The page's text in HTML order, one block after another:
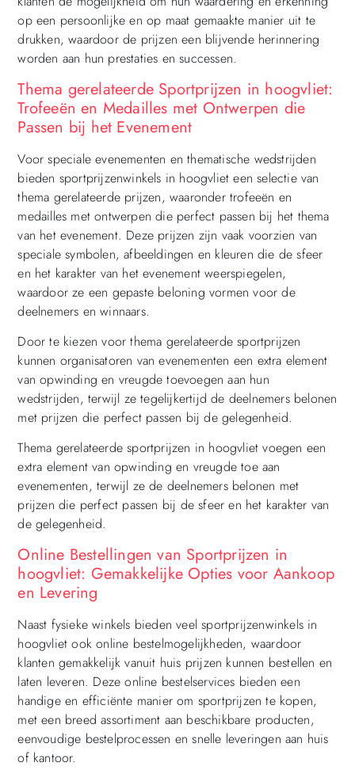
op een persoonlijke en op maat gemaakte manier uit te
drukken, waardoor de prijzen een blijvende herinnering
worden aan hun prestaties en successen.
Thema gerelateerde Sportprijzen in hoogvliet:
Trofeeën en Medailles met Ontwerpen die
Passen bij het Evenement
Voor speciale evenementen en thematische wedstrijden
bieden sportprijzenwinkels in hoogvliet een selectie van
thema gerelateerde prijzen, waaronder trofeeën en
medailles met ontwerpen die perfect passen bij het thema
van het evenement. Deze prijzen zijn vaak voorzien van
speciale symbolen, afbeeldingen en kleuren die de sfeer
en het karakter van het evenement weerspiegelen,
waardoor ze een gepaste beloning vormen voor de
deelnemers en winnaars.
Door te kiezen voor thema gerelateerde sportprijzen
kunnen organisatoren van evenementen een extra element
van opwinding en vreugde toevoegen aan hun
wedstrijden, terwijl ze tegelijkertijd de deelnemers belonen
met prijzen die perfect passen bij de gelegenheid.
Thema gerelateerde sportprijzen in hoogvliet voegen een
extra element van opwinding en vreugde toe aan
evenementen, terwijl ze de deelnemers belonen met
prijzen die perfect passen bij de sfeer en het karakter van
de gelegenheid.
Online Bestellingen van Sportprijzen in
hoogvliet: Gemakkelijke Opties voor Aankoop
en Levering
Naast fysieke winkels bieden veel sportprijzenwinkels in
hoogvliet ook online bestelmogelijkheden, waardoor
klanten gemakkelijk vanuit huis prijzen kunnen bestellen en
laten leveren. Deze online bestelservices bieden een
handige en efficiënte manier om sportprijzen te kopen,
met een breed assortiment aan beschikbare producten,
eenvoudige bestelprocessen en snelle leveringen aan huis
of kantoor.